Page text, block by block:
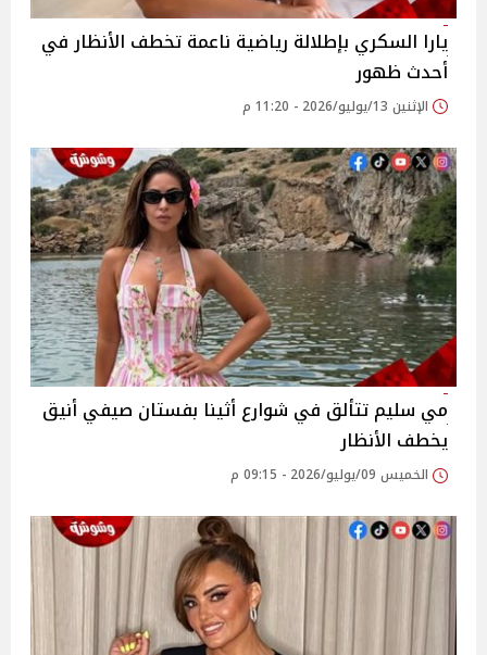
يارا السكري بإطلالة رياضية ناعمة تخطف الأنظار في
أحدث ظهور
الإثنين 13/يوليو/2026 - 11:20 م
مي سليم تتألق في شوارع أثينا بفستان صيفي أنيق
يخطف الأنظار
الخميس 09/يوليو/2026 - 09:15 م